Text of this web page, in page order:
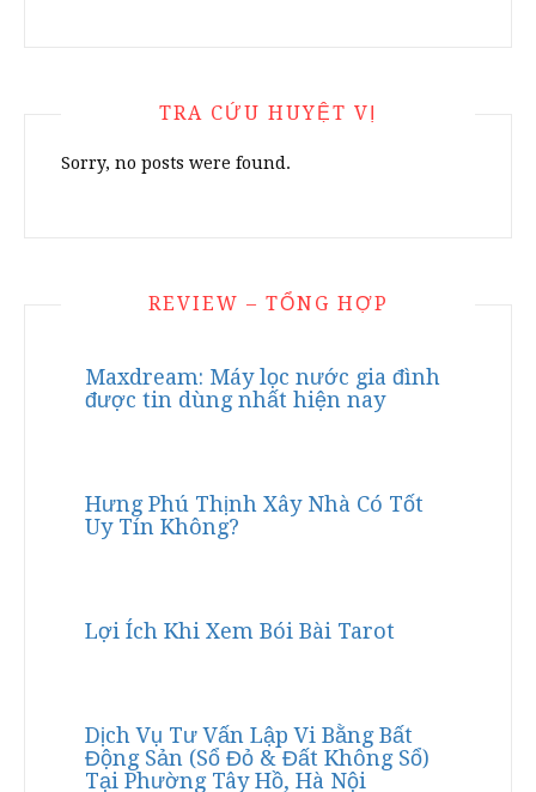
TRA CỨU HUYỆT VỊ
Sorry, no posts were found.
REVIEW – TỔNG HỢP
Maxdream: Máy lọc nước gia đình
được tin dùng nhất hiện nay
Hưng Phú Thịnh Xây Nhà Có Tốt
Uy Tín Không?
Lợi Ích Khi Xem Bói Bài Tarot
Dịch Vụ Tư Vấn Lập Vi Bằng Bất
Động Sản (Sổ Đỏ & Đất Không Sổ)
Tại Phường Tây Hồ, Hà Nội